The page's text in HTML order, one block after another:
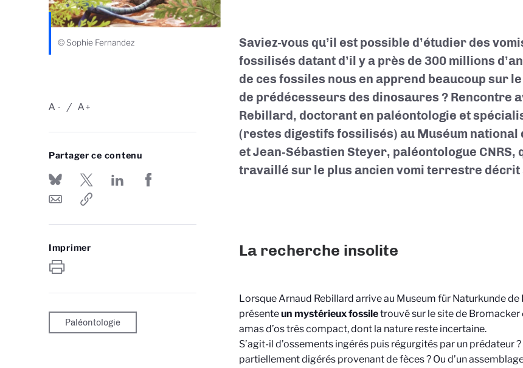
© Sophie Fernandez
-
A +
A
Partager ce contenu
Imprimer
Paléontologie
Saviez-vous qu’il est possible d’étudier des
fossilisés datant d’il y a près de 300 millions
de ces fossiles nous en apprend beaucoup sur
de prédécesseurs des dinosaures ? Rencontre
Rebillard, doctorant en paléontologie et
(restes digestifs fossilisés) au Muséum national
et Jean‑Sébastien Steyer, paléontologue CNRS,
travaillé sur le plus ancien vomi terrestre décrit
La recherche insolite
Lorsque Arnaud Rebillard arrive au Museum für Naturkunde de
présenteun mystérieux fossiletrouvé sur le site de Bromacker
amas d’os très compact, dont la nature reste incertaine.
S’agit-il d’ossements ingérés puis régurgités par un prédateur
partiellement digérés provenant de fèces ? Ou d’un